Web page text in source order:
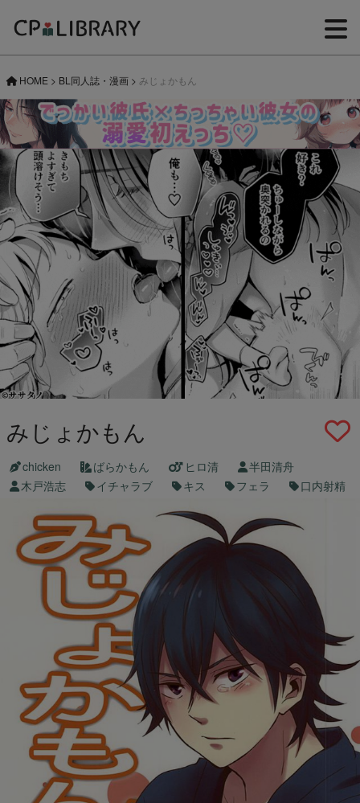
HOME > BL同人誌・漫画 > みじょかもん
みじょかもん
chicken ばらかもん ヒロ清
半田清舟
木戸浩志
イチャラブ キス フェラ 口内射精